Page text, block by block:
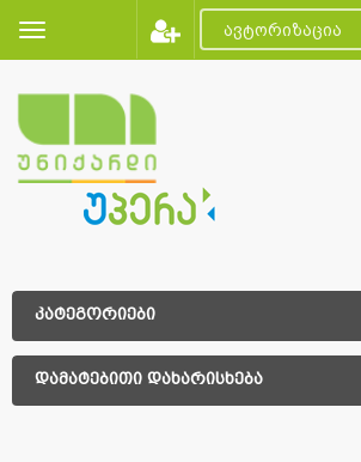
ავტორიზაცია
კატეგორიები
დამატებითი დახარისხება